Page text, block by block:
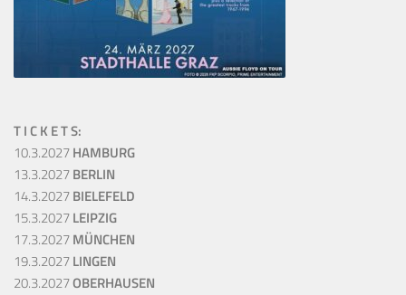
T I C K E T S:
10.3.2027HAMBURG
13.3.2027BERLIN
14.3.2027BIELEFELD
15.3.2027LEIPZIG
17.3.2027MÜNCHEN
19.3.2027LINGEN
20.3.2027OBERHAUSEN